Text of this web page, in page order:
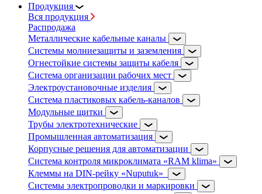
Продукция
Вся продукция
Распродажа
Металлические кабельные каналы
Системы молниезащиты и заземления
Огнестойкие системы защиты кабеля
Система организации рабочих мест
Электроустановочные изделия
Система пластиковых кабель-каналов
Модульные щитки
Трубы электротехнические
Промышленная автоматизация
Корпусные решения для автоматизации
Система контроля микроклимата «RAM klima»
Клеммы на DIN-рейку «Nuputuk»
Системы электропроводки и маркировки